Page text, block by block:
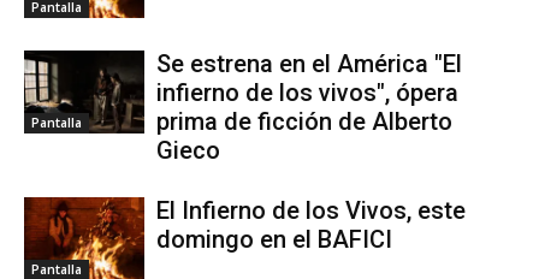
Pantalla
Pantalla
Se estrena en el América "El
infierno de los vivos", ópera
prima de ficción de Alberto
Gieco
Pantalla
El Infierno de los Vivos, este
domingo en el BAFICI